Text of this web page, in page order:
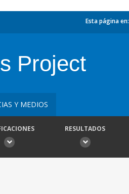
Esta página en:
Project
Y MEDIOS
RESULTADOS